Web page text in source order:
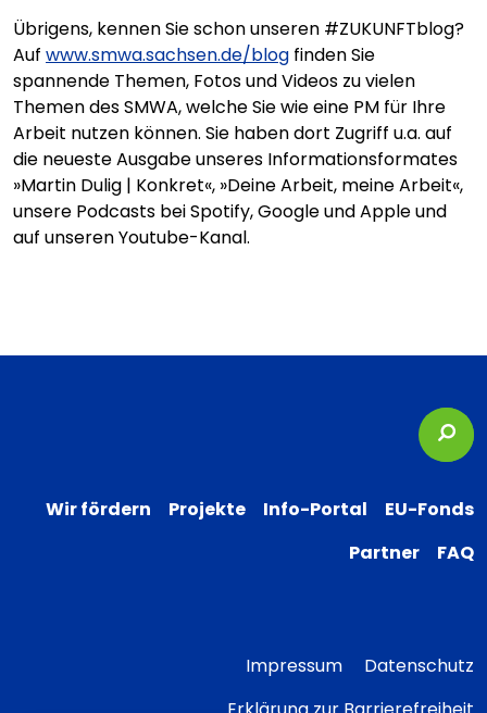
Übrigens, kennen Sie schon unseren #ZUKUNFTblog?
Auf www.smwa.sachsen.de/blog finden Sie
spannende Themen, Fotos und Videos zu vielen
Themen des SMWA, welche Sie wie eine PM für Ihre
Arbeit nutzen können. Sie haben dort Zugriff u.a. auf
die neueste Ausgabe unseres Informationsformates
»Martin Dulig | Konkret«, »Deine Arbeit, meine Arbeit«,
unsere Podcasts bei Spotify, Google und Apple und
auf unseren Youtube-Kanal.
Wir fördern Projekte Info-Portal
EU-Fonds
Partner
FAQ
Impressum
Datenschutz